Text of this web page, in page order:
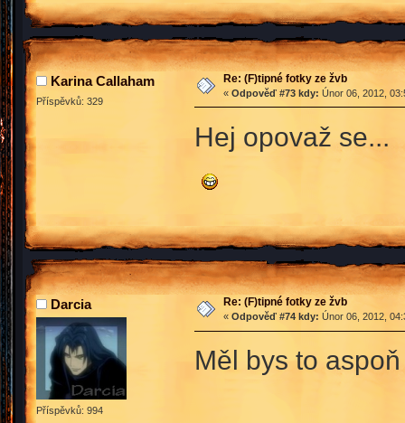
Karina Callaham
Příspěvků: 329
Re: (F)tipné fotky ze žvb
« Odpověď #73 kdy: Únor 06, 2012,
Hej opovaž se...
Darcia
Příspěvků: 994
Re: (F)tipné fotky ze žvb
« Odpověď #74 kdy: Únor 06, 2012,
Měl bys to